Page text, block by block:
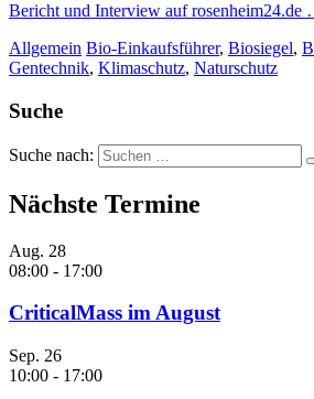
Bericht und Interview auf rosenheim24.de
Allgemein Bio-Einkaufsführer, Biosiegel,
Gentechnik, Klimaschutz, Naturschutz
Suche
Suche nach:
Nächste Termine
Aug. 28
08:00 - 17:00
CriticalMass im August
Sep. 26
10:00 - 17:00